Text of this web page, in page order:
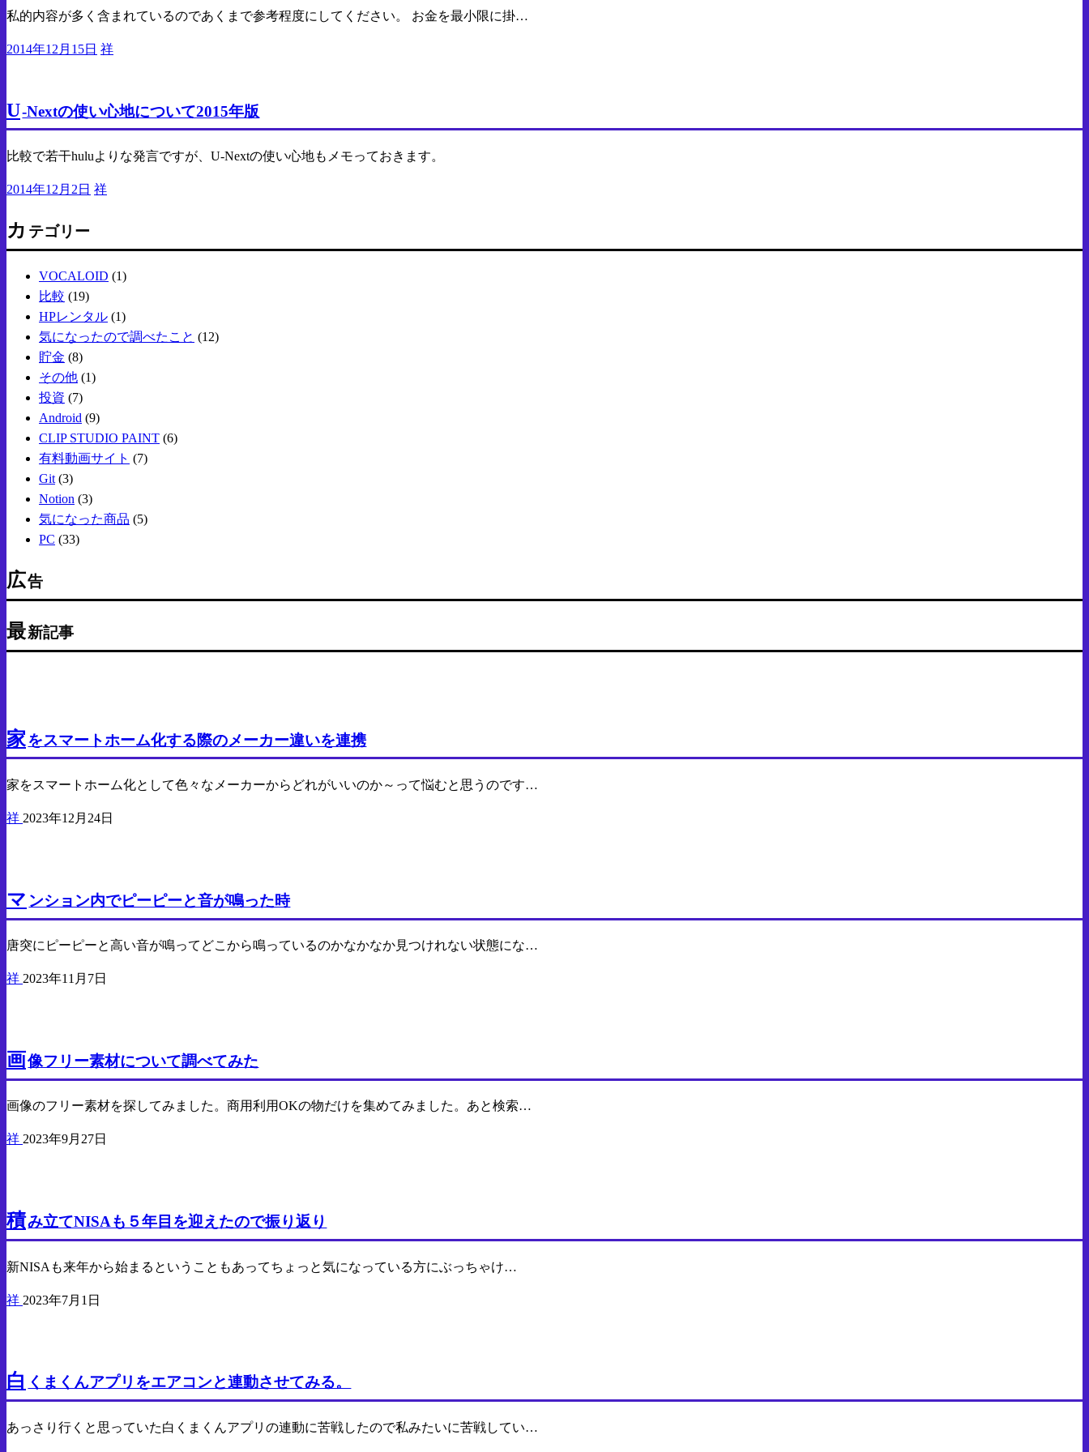
私的内容が多く含まれているのであくまで参考程度にしてください。 お金を最小限に掛…
投
2014年12月15日 祥
U-Nextの使い心地について2015年版
比較で若干huluよりな発言ですが、U-Nextの使い心地もメモっておきます。
投
日:
2014年12月2日 祥
カ テゴリー
VOCALOID (1)
比較 (19)
HPレンタル (1)
気になったので調べたこと (12)
貯金 (8)
その他 (1)
投資 (7)
Android (9)
CLIP STUDIO PAINT (6)
有料動画サイト (7)
Git (3)
Notion (3)
気になった商品 (5)
PC (33)
広告
最新記事
家 をスマートホーム化する際のメーカー違いを連携
家をスマートホーム化として色々なメーカーからどれがいいのか～って悩むと思うのです…
祥 2023年12月24日
マ ンション内でピーピーと音が鳴った時
唐突にピーピーと高い音が鳴ってどこから鳴っているのかなかなか見つけれない状態にな…
祥 2023年11月7日
画像フリー素材について調べてみた
画像のフリー素材を探してみました。商用利用OKの物だけを集めてみました。あと検索…
祥 2023年9月27日
積み立てNISAも５年目を迎えたので振り返り
新NISAも来年から始まるということもあってちょっと気になっている方にぶっちゃけ…
祥 2023年7月1日
白 くまくんアプリをエアコンと連動させてみる。
あっさり行くと思っていた白くまくんアプリの連動に苦戦したので私みたいに苦戦してい…